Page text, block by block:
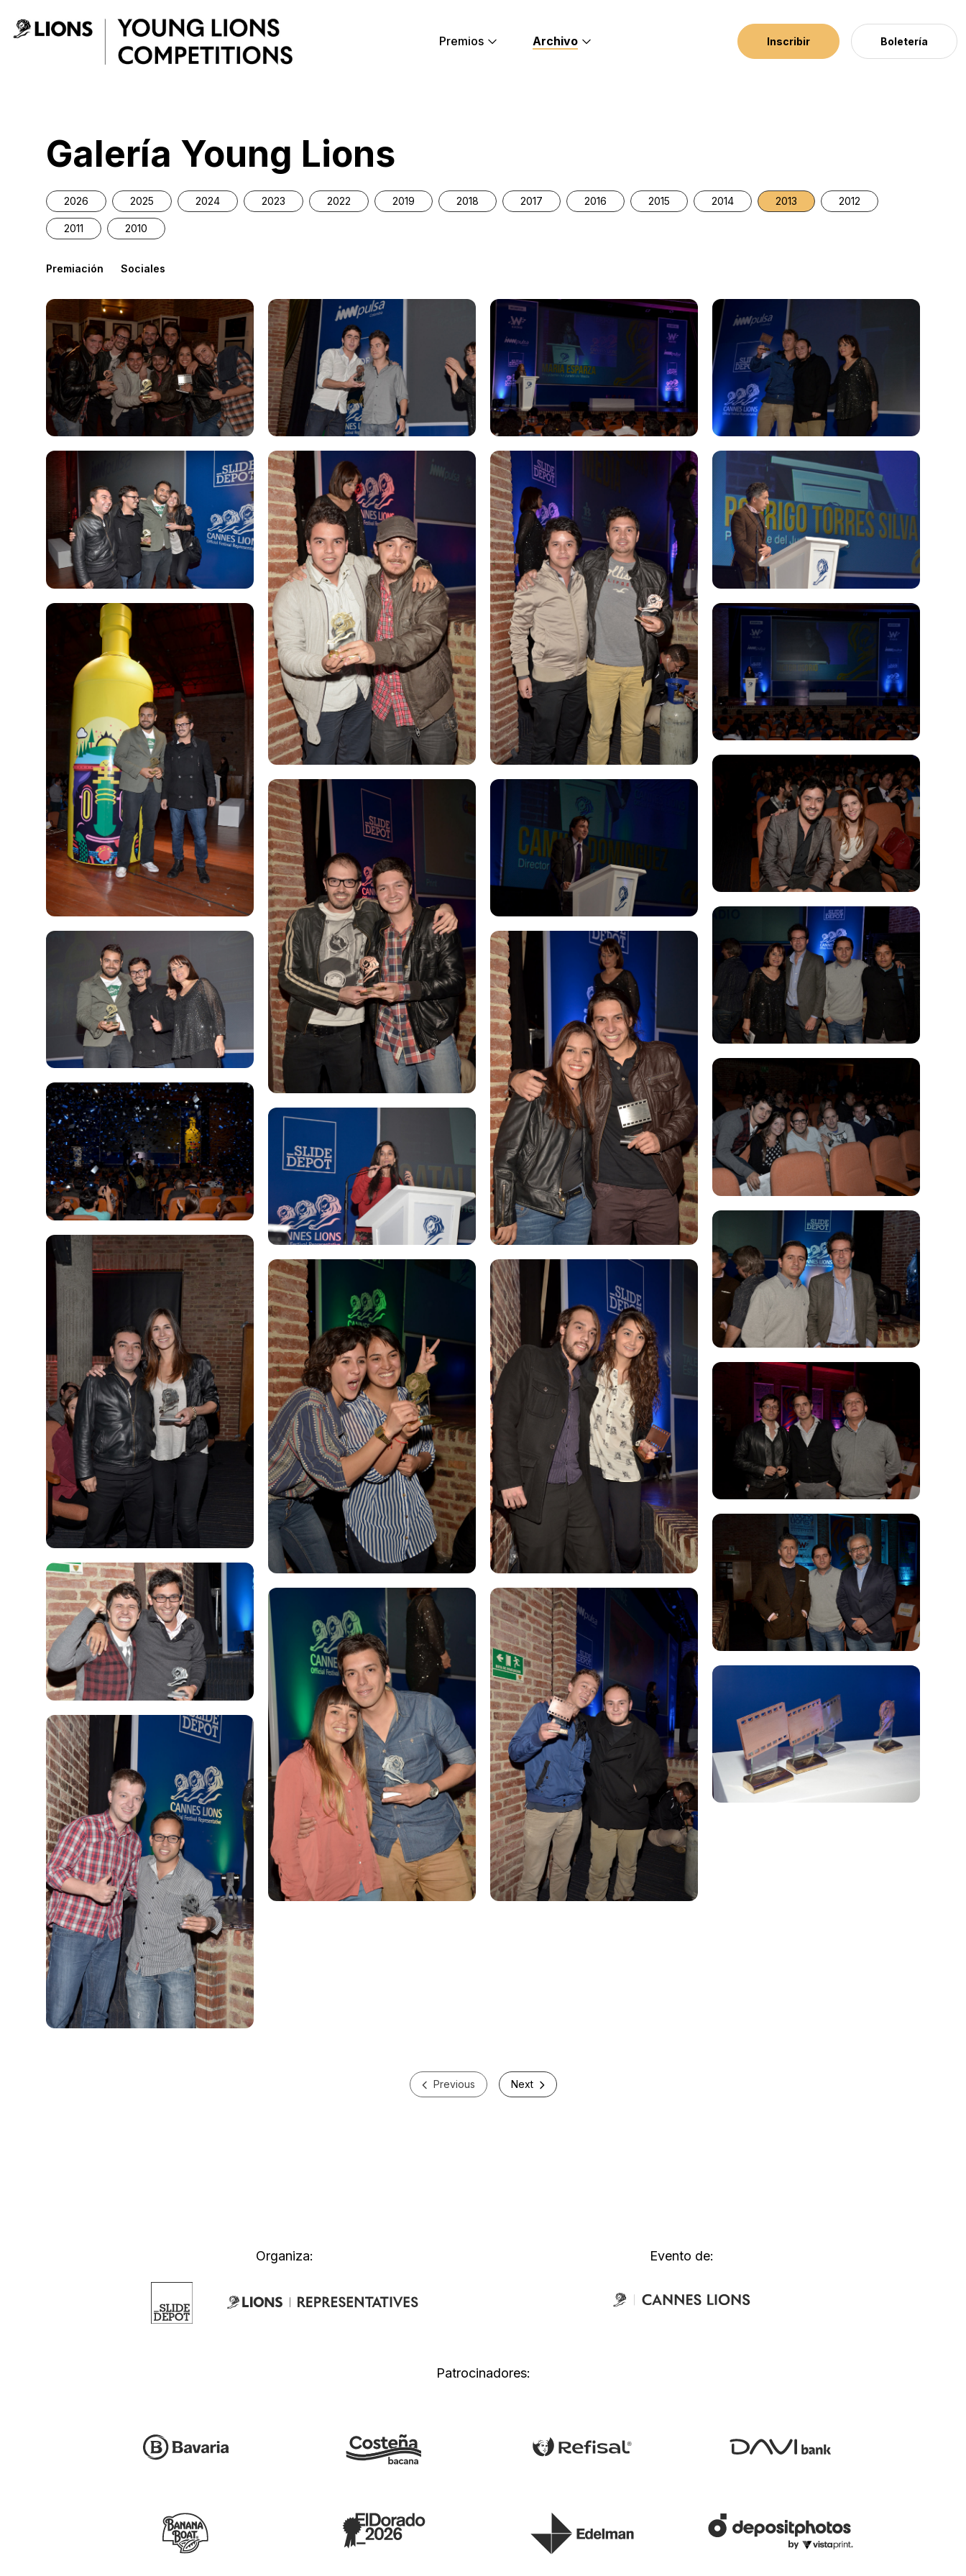
Premios
Archivo Inscribir Boletería
Galería Young Lions
2026 2025 2024 2023 2022 2019 2018 2017 2016 2015 2014 2013 2012
2011 2010
Premiación Sociales
Previous Next
Organiza: Evento de:
Patrocinadores: